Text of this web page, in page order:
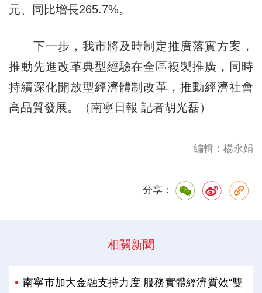
元、同比增長265.7%。
下一步，我市將及時制定推廣落實方案，
推動先進改革典型經驗在全區複製推廣，同時
持續深化開放型經濟體制改革，推動經濟社會
高品質發展。（南寧日報 記者胡光磊）
編輯：楊永娟
分享：
相關新聞
南寧市加大金融支持力度 服務實體經濟質效“雙